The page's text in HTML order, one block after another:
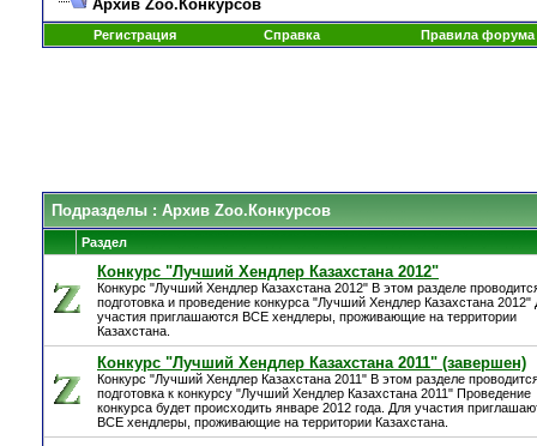
Архив Zoo.Конкурсов
Регистрация Справка Правила форума
Подразделы : Архив Zoo.Конкурсов
Раздел
Конкурс "Лучший Хендлер Казахстана 2012"
Конкурс "Лучший Хендлер Казахстана 2012" В этом разделе
подготовка и проведение конкурса "Лучший Хендлер Казахстана 2012"
участия приглашаются ВСЕ хендлеры, проживающие на территории
Казахстана.
Конкурс "Лучший Хендлер Казахстана 2011" (завершен)
Конкурс "Лучший Хендлер Казахстана 2011" В этом разделе
подготовка к конкурсу "Лучший Хендлер Казахстана 2011" Проведение
конкурса будет происходить январе 2012 года. Для участия
ВСЕ хендлеры, проживающие на территории Казахстана.